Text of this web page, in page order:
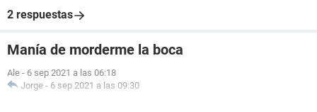
2 respuestas
Manía de morderme la boca
Ale - 6 sep 2021 a las 06:18
Jorge - 6 sep 2021 a las 09:30